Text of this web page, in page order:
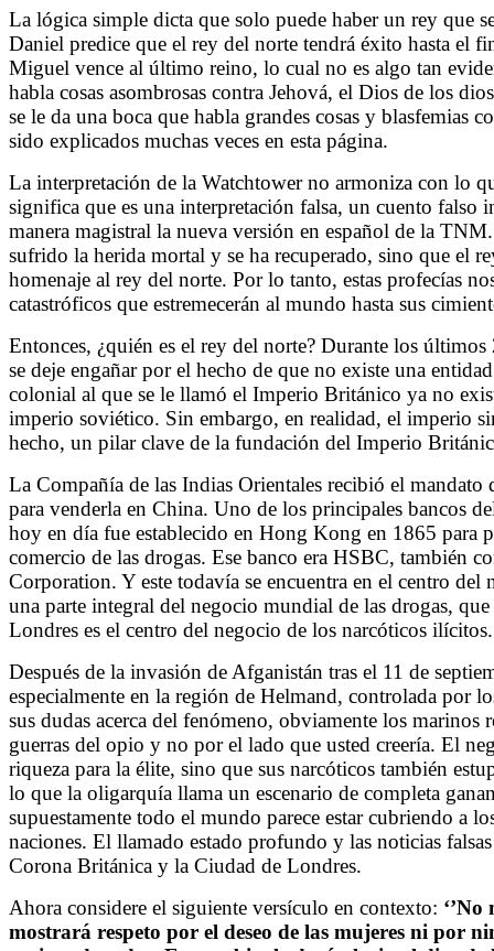
La lógica simple dicta que solo puede haber un rey que
Daniel predice que el rey del norte tendrá éxito hasta el
Miguel vence al último reino, lo cual no es algo tan
habla cosas asombrosas contra Jehová, el Dios de los
se le da una boca que habla grandes cosas y blasfemias
sido explicados muchas veces en esta página.
La interpretación de la Watchtower no armoniza con lo
significa que es una interpretación falsa, un cuento falso
manera magistral la nueva versión en español de la
sufrido la herida mortal y se ha recuperado, sino que el
homenaje al rey del norte. Por lo tanto, estas profecías
catastróficos que estremecerán al mundo hasta sus
Entonces, ¿quién es el rey del norte? Durante los
se deje engañar por el hecho de que no existe una
colonial al que se le llamó el Imperio Británico ya no
imperio soviético. Sin embargo, en realidad, el imperio
hecho, un pilar clave de la fundación del Imperio
La Compañía de las Indias Orientales recibió el
para venderla en China. Uno de los principales bancos
hoy en día fue establecido en Hong Kong en 1865 para
comercio de las drogas. Ese banco era HSBC, también
Corporation. Y este todavía se encuentra en el centro
una parte integral del negocio mundial de las drogas,
Londres es el centro del negocio de los narcóticos ilícitos.
Después de la invasión de Afganistán tras el 11 de
especialmente en la región de Helmand, controlada por
sus dudas acerca del fenómeno, obviamente los marinos
guerras del opio y no por el lado que usted creería. El
riqueza para la élite, sino que sus narcóticos también
lo que la oligarquía llama un escenario de completa
supuestamente todo el mundo parece estar cubriendo a
naciones. El llamado estado profundo y las noticias
Corona Británica y la Ciudad de Londres.
Ahora considere el siguiente versículo en contexto: ‘’No
mostrará respeto por el deseo de las mujeres ni por